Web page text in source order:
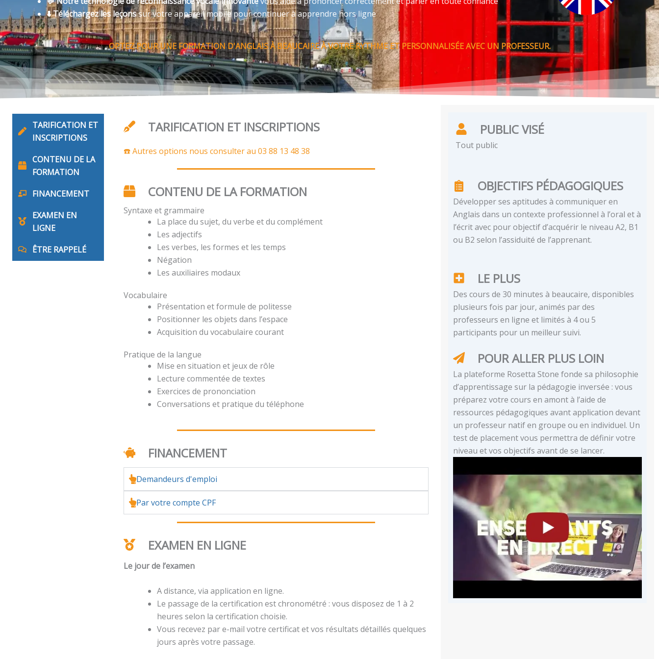
⬇️ Téléchargez les leçonssur votre appareil mobile pour continuer à apprendre hors ligne
OPTEZ POUR UNE FORMATION D'ANGLAIS À BEAUCAIRE À VOTRE RYTHME ET PERSONNALISÉE AVEC UN PROFESSEUR.
TARIFICATION ET
INSCRIPTIONS
CONTENU DE LA
FORMATION
FINANCEMENT
EXAMEN EN
LIGNE
ÊTRE RAPPELÉ
TARIFICATION ET INSCRIPTIONS
☎️ Autres options nous consulter au 03 88 13 48 38
CONTENU DE LA FORMATION
Syntaxe et grammaire
La place du sujet, du verbe et du complément
Les adjectifs
Les verbes, les formes et les temps
Négation
Les auxiliaires modaux
Vocabulaire
Présentation et formule de politesse
Positionner les objets dans l’espace
Acquisition du vocabulaire courant
Pratique de la langue
Mise en situation et jeux de rôle
Lecture commentée de textes
Exercices de prononciation
Conversations et pratique du téléphone
FINANCEMENT
Demandeurs d'emploi
Par votre compte CPF
EXAMEN EN LIGNE
Le jour de l’examen
A distance, via application en ligne.
Le passage de la certification est chronométré : vous disposez de 1 à 2
heures selon la certification choisie.
Vous recevez par e-mail votre certificat et vos résultats détaillés quelques
jours après votre passage.
PUBLIC VISÉ
Tout public
OBJECTIFS PÉDAGOGIQUES
Développer ses aptitudes à communiquer en
Anglais dans un contexte professionnel à l’oral et à
l’écrit avec pour objectif d’acquérir le niveau A2, B1
ou B2 selon l’assiduité de l’apprenant.
LE PLUS
Des cours de 30 minutes à beaucaire, disponibles
plusieurs fois par jour, animés par des
professeurs en ligne et limités à 4 ou 5
participants pour un meilleur suivi.
POUR ALLER PLUS LOIN
La plateforme Rosetta Stone fonde sa philosophie
d’apprentissage sur la pédagogie inversée : vous
préparez votre cours en amont à l’aide de
ressources pédagogiques avant application devant
un professeur natif en groupe ou en individuel. Un
test de placement vous permettra de définir votre
niveau et vos objectifs avant de se lancer.